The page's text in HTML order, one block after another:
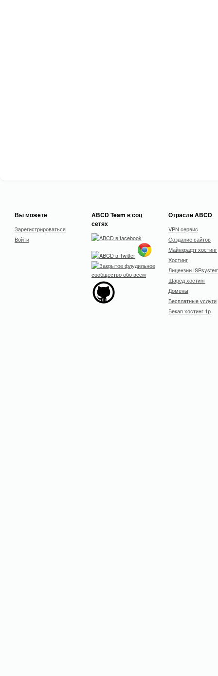
Вы можете
Зарегистрироваться
Войти
ABCD Team в соц
сетях
Отрасли ABCD
VPN сервис
Создание сайтов
Майнкрафт хостинг
Хостинг
Лицензии
Шаред хостинг
Домены
Бесплатные услуги
Бекап хостинг 1р